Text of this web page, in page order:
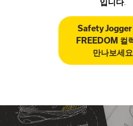
Safety Jogger
FREEDOM 컬
만나보세